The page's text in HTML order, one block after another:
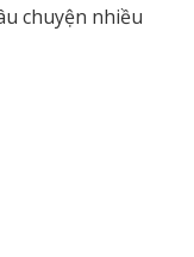
chuyện nhiều